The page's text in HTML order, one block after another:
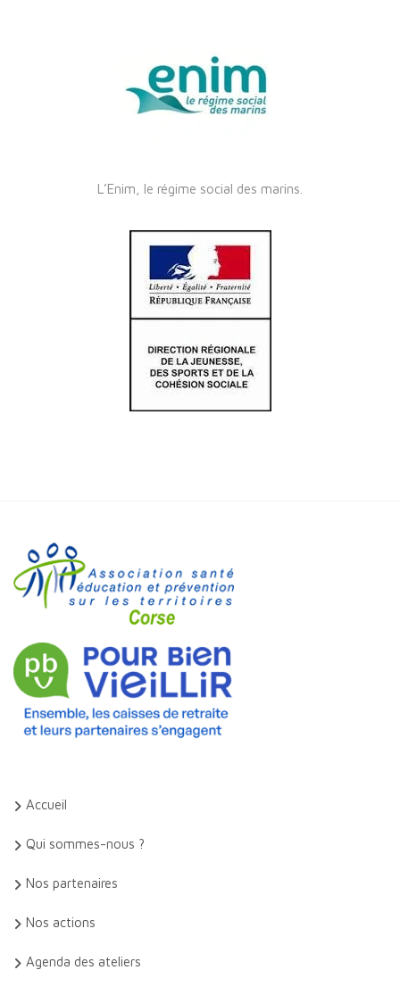
L’Enim, le régime social des marins.
Accueil
Qui sommes-nous ?
Nos partenaires
Nos actions
Agenda des ateliers